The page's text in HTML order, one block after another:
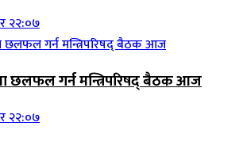
२२:०७
छलफल गर्न मन्त्रिपरिषद् बैठक आज
२२:०७